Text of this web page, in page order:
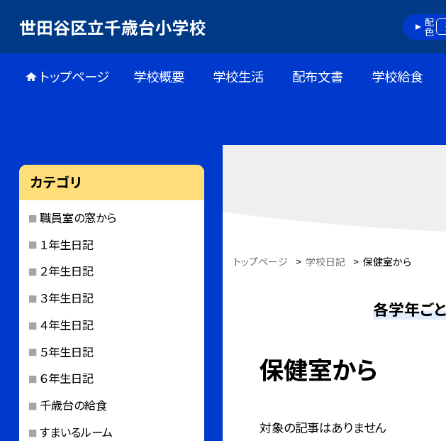
世田谷区立千歳台小学校 配色
トップページ 学校概要 学校生活 配布文書 学校給食
トップページ > 学校日記 > 保健室から
各学年ご
保健室から
対象の記事はありません
カテゴリ
職員室の窓から
１年生日記
２年生日記
３年生日記
４年生日記
５年生日記
６年生日記
千歳台の給食
すまいるルーム